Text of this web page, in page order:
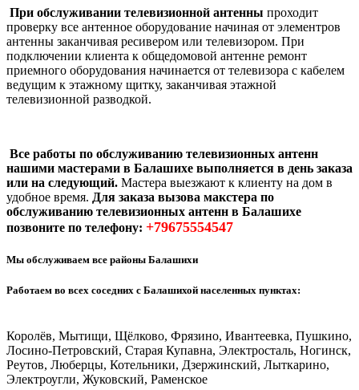
При обслуживании телевизионной антенны проходит
проверку все антенное оборудование начиная от элементров
антенны заканчивая ресивером или телевизором. При
подключении клиента к общедомовой антенне ремонт
приемного оборудования начинается от телевизора с кабелем
ведущим к этажному щитку, заканчивая этажной
телевизионной разводкой.
Все работы по обслуживанию телевизионных антенн
нашими мастерами в Балашихе выполняется в день заказа
или на следующий. Мастера выезжают к клиенту на дом в
удобное время. Для заказа вызова макстера по
обслуживанию телевизионных антенн в Балашихе
позвоните по телефону: +79675554547
Мы обслуживаем все районы Балашихи
Работаем во всех соседних с Балашихой населенных пунктах:
Королёв, Мытищи, Щёлково, Фрязино, Ивантеевка, Пушкино,
Лосино-Петровский, Старая Купавна, Электросталь, Ногинск,
Реутов, Люберцы, Котельники, Дзержинский, Лыткарино,
Электроугли, Жуковский, Раменское